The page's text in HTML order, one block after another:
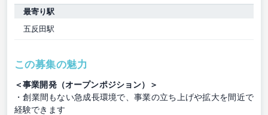
最寄り駅
五反田駅
この募集の魅力
＜事業開発（オープンポジション）＞
・創業間もない急成長環境で、事業の立ち上げや拡大を間近で
経験できます